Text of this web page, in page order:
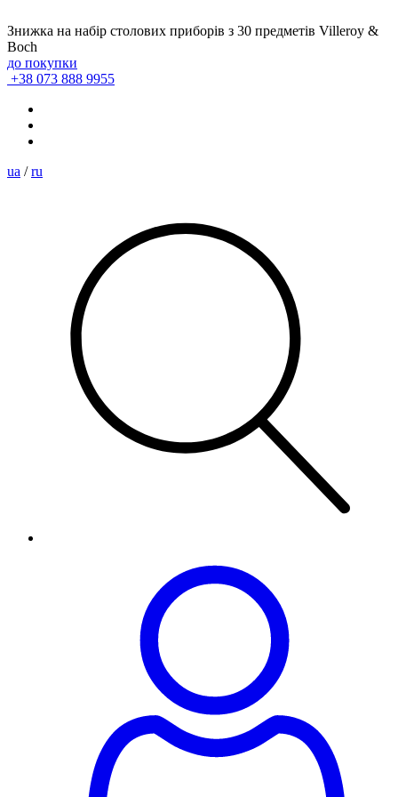
Знижка на набір столових приборів з 30 предметів Villeroy &
Boch
до покупки
+38 073 888 9955
ua / ru